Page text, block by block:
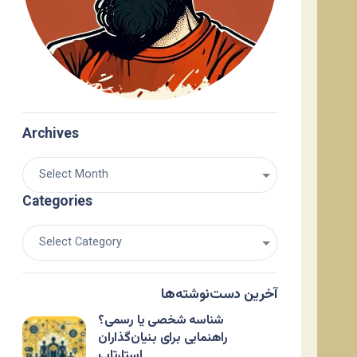
Archives
Categories
آخرین دست‌نوشته‌ها
شناسه شخصی یا رسمی؟
راهنمایی برای بنیان‌گذاران